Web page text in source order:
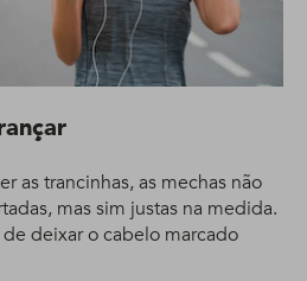
as trancinhas, as mechas não
mas sim justas na medida.
deixar o cabelo marcado